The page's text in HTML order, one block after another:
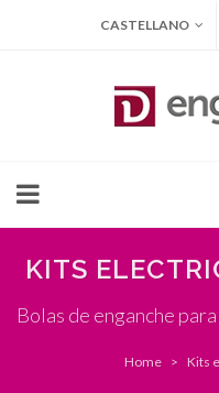
CASTELLANO
KITS
Bolas de enganche
Home Kits